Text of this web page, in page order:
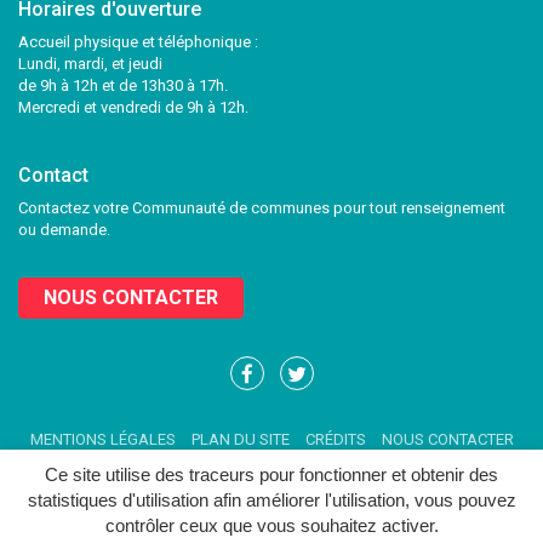
Ce site utilise des traceurs pour fonctionner et obtenir des
statistiques d'utilisation afin améliorer l'utilisation, vous pouvez
contrôler ceux que vous souhaitez activer.
Horaires d'ouverture
Accueil physique et téléphonique :
Lundi, mardi, et jeudi
de 9h à 12h et de 13h30 à 17h.
Mercredi et vendredi de 9h à 12h.
Contact
Contactez votre Communauté de communes pour tout renseignement
ou demande.
NOUS CONTACTER
Lien
compte
Facebook
Lien
compte
Twitter
MENTIONS LÉGALES PLAN DU SITE CRÉDITS NOUS CONTACTER